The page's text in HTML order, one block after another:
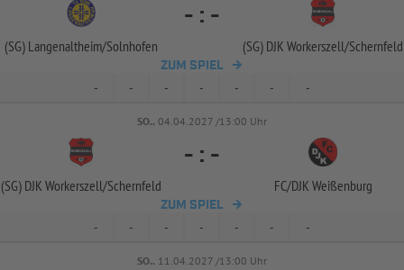
(SG) Langenaltheim/Solnhofen
- : -
(SG) DJK Workerszell/Schernfeld
ZUM SPIEL
- - - - - - -
SO.. 04.04.2027 /13:00 Uhr
(SG) DJK Workerszell/Schernfeld
- : -
FC/DJK Weißenburg
ZUM SPIEL
- - - - - - -
SO.. 11.04.2027 /13:00 Uhr